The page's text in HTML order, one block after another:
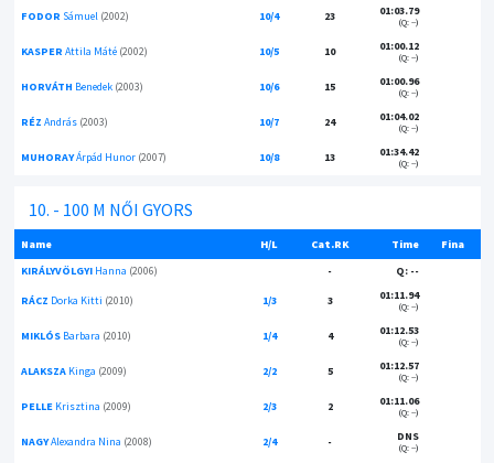
FODOR Sámuel (2002) 10/4 23 01:03.79
(Q: --)
KASPER Attila Máté(2002) 10/5 10 01:00.12
(Q: --)
HORVÁTH Benedek (2003) 10/6 15 01:00.96
(Q: --)
RÉZ András (2003) 10/7 24 01:04.02
(Q: --)
MUHORAYÁrpád Hunor(2007) 10/8 13 01:34.42
(Q: --)
10. - 100 M NŐI GYORS
Name H/L Cat.RK Time
Fina
KIRÁLYVÖLGYIHanna (2006) - Q: --
RÁCZ Dorka Kitti (2010) 1/3 3 01:11.94
(Q: --)
MIKLÓSBarbara (2010) 1/4 4 01:12.53
(Q: --)
ALAKSZAKinga (2009) 2/2 5 01:12.57
(Q: --)
PELLEKrisztina (2009) 2/3 2 01:11.06
(Q: --)
NAGYAlexandra Nina (2008) 2/4 - DNS
(Q: --)